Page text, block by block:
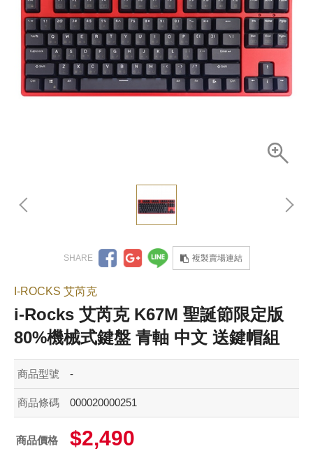
複製賣場連結
I-ROCKS 艾芮克
i-Rocks 艾芮克 K67M 聖誕節限定版
80%機械式鍵盤 青軸 中文 送鍵帽組
商品型號 -
商品條碼 000020000251
商品價格 $2,490